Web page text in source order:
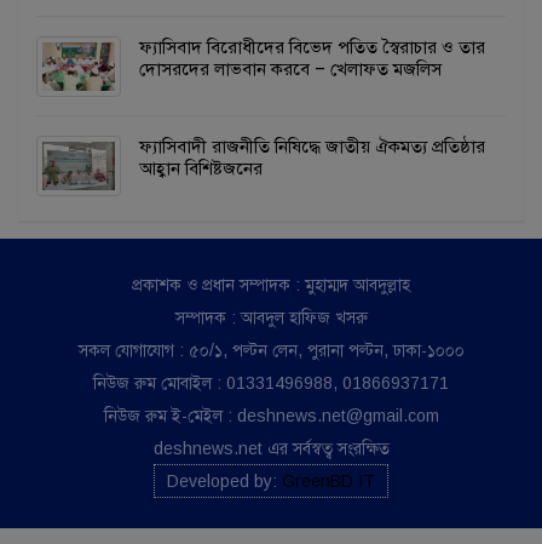
ফ্যাসিবাদ বিরোধীদের বিভেদ পতিত স্বৈরাচার ও তার
দোসরদের লাভবান করবে – খেলাফত মজলিস
ফ্যাসিবাদী রাজনীতি নিষিদ্ধে জাতীয় ঐকমত্য প্রতিষ্ঠার
আহ্বান বিশিষ্টজনের
প্রকাশক ও প্রধান সম্পাদক : মুহাম্মদ আবদুল্লাহ
সম্পাদক : আবদুল হাফিজ খসরু
সকল যোগাযোগ : ৫০/১, পল্টন লেন, পুরানা পল্টন, ঢাকা-১০০০
নিউজ রুম মোবাইল : 01331496988, 01866937171
নিউজ রুম ই-মেইল : deshnews.net@gmail.com
deshnews.net এর সর্বস্বত্ব সংরক্ষিত
Developed by: GreenBD IT